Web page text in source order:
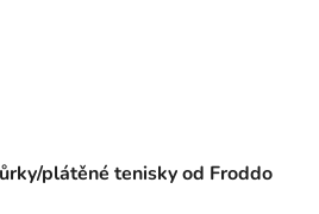
plátěné tenisky od Froddo